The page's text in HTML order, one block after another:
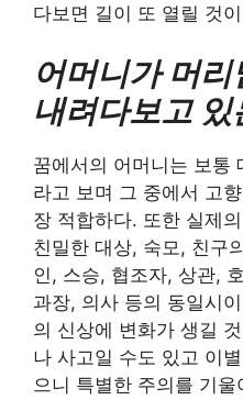
다보면 길이 또 열릴 것
어머니가 머
내려다보고 있
꿈에서의 어머니는 보통
라고 보며 그 중에서 고
장 적합하다. 또한 실제
친밀한 대상, 숙모, 친구
인, 스승, 협조자, 상관,
과장, 의사 등의 동일시
의 신상에 변화가 생길
나 사고일 수도 있고 이
으니 특별한 주의를 기